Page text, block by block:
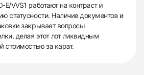
E/VVS1 работают на контраст и
статусности. Наличие документов и
закрывает вопросы
делая этот лот ликвидным
стоимостью за карат.